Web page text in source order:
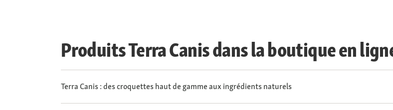
Produits Terra Canis dans la boutique en
Terra Canis : des croquettes haut de gamme aux ingrédients naturels